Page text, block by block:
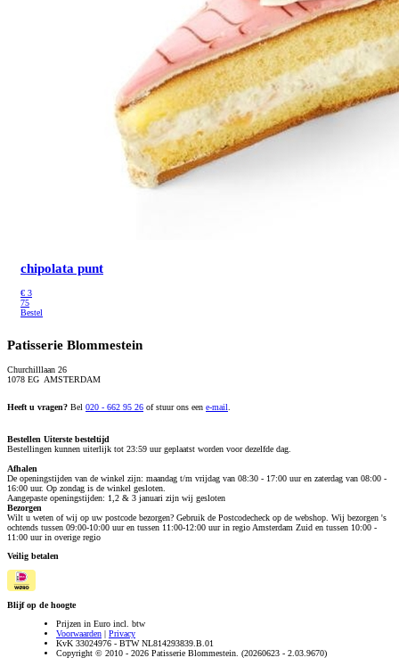
chipolata punt
€ 3
75
Bestel
Patisserie Blommestein
Churchilllaan 26
1078 EG AMSTERDAM
Heeft u vragen? Bel 020 - 662 95 26 of stuur ons een e-mail
Bestellen Uiterste besteltijd
Bestellingen kunnen uiterlijk tot 23:59 uur geplaatst worden voor dezelfde dag.
Afhalen
De openingstijden van de winkel zijn: maandag t/m vrijdag van 08:30 - 17:00 uur en zaterdag van 08:00 -
16:00 uur. Op zondag is de winkel gesloten.
Aangepaste openingstijden: 1,2 & 3 januari zijn wij gesloten
Bezorgen
Wilt u weten of wij op uw postcode bezorgen? Gebruik de Postcodecheck op de webshop. Wij bezorgen 's
ochtends tussen 09:00-10:00 uur en tussen 11:00-12:00 uur in regio Amsterdam Zuid en tussen 10:00 -
11:00 uur in overige regio
Veilig betalen
Blijf op de hoogte
Prijzen in Euro incl. btw
Voorwaarden | Privacy
KvK 33024976 - BTW NL814293839.B.01
Copyright © 2010 - 2026 Patisserie Blommestein. (20260623 - 2.03.9670)